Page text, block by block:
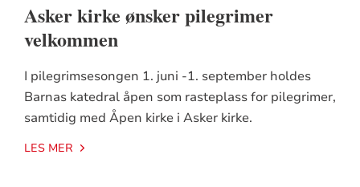
Asker kirke ønsker pilegrimer
velkommen
I pilegrimsesongen 1. juni -1. september holdes
Barnas katedral åpen som rasteplass for pilegrimer,
samtidig med Åpen kirke i Asker kirke.
LES MER